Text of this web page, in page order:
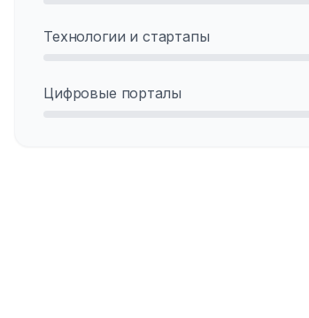
Технологии и стартапы
Цифровые порталы